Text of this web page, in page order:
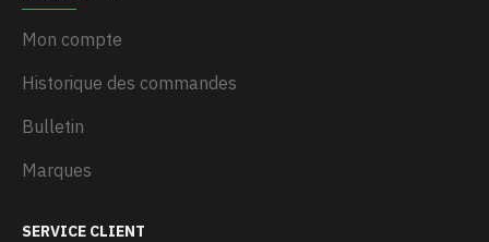
Mon compte
Historique des commandes
Bulletin
Marques
SERVICE CLIENT